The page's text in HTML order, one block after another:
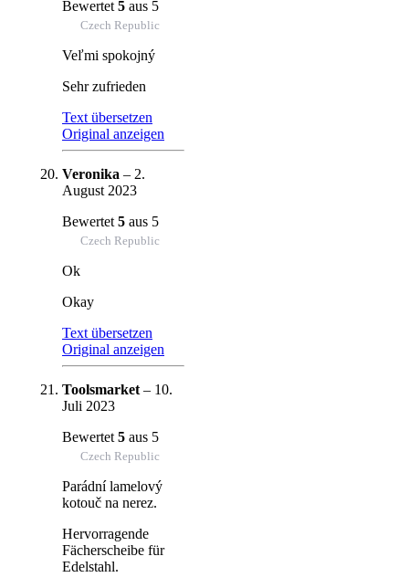
Bewertet 5 aus 5
Czech Republic
Veľmi spokojný
Sehr zufrieden
Text übersetzen
Original anzeigen
Veronika – 2.
August 2023
Bewertet 5 aus 5
Czech Republic
Ok
Okay
Text übersetzen
Original anzeigen
Toolsmarket – 10.
Juli 2023
Bewertet 5 aus 5
Czech Republic
Parádní lamelový
kotouč na nerez.
Hervorragende
Fächerscheibe für
Edelstahl.